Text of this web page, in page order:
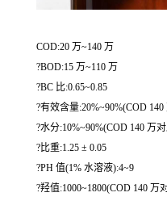
COD:20 万~140 万
?BOD:15 万~110 万
?BC 比:0.65~0.85
?有效含量:20%~90%(COD
?水分:10%~90%(COD 140 万
?比重:1.25 ± 0.05
?PH 值(1% 水溶液):4~9
?羟值:1000~1800(COD 140 万